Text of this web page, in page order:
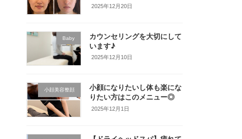
2025年12月20日
Baby
カウンセリングを大切にして
います♪
2025年12月10日
小顔美容整顔
小顔になりたいし体も楽にな
りたい方はこのメニュー◎
2025年12月1日